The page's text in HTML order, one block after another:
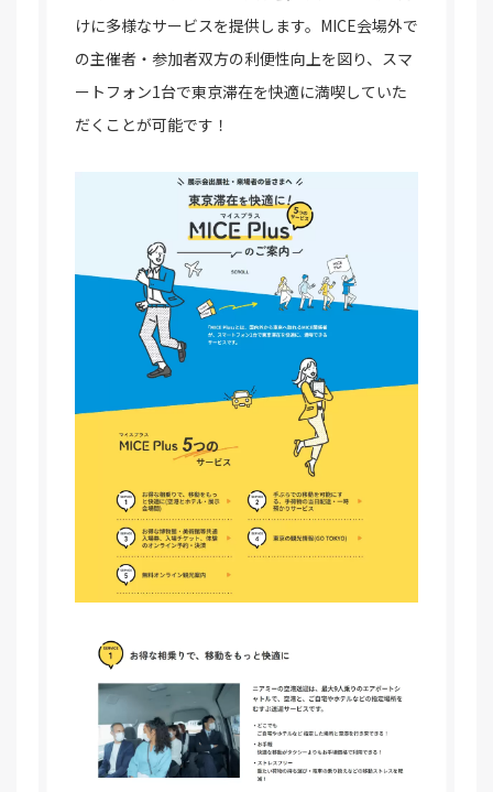
けに多様なサービスを提供します。MICE会場外で
の主催者・参加者双方の利便性向上を図り、スマ
ートフォン1台で東京滞在を快適に満喫していた
だくことが可能です！